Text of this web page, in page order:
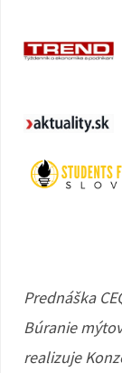
Prednáška
Búranie
realizuje